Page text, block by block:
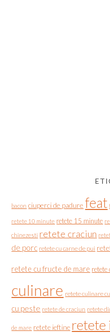
bacon ciuperci de padure feat
retete 10 minute retete 15 minute
chinezesti retete craciun
de porc retete cu carne de pui
retete cu fructe de mare retete
culinare retete culinare
cu peste retete de craciun retete
de mare retete ieftine retete